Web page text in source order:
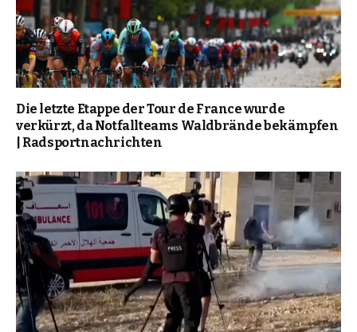
Die letzte Etappe der Tour de France wurde
verkürzt, da Notfallteams Waldbrände bekämpfen
| Radsportnachrichten